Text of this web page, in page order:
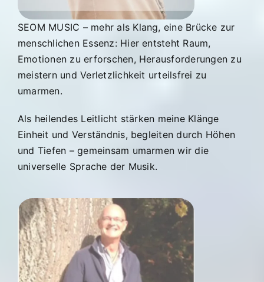
SEOM MUSIC – mehr als Klang, eine Brücke zur
menschlichen Essenz: Hier entsteht Raum,
Emotionen zu erforschen, Herausforderungen zu
meistern und Verletzlichkeit urteilsfrei zu
umarmen.
Als heilendes Leitlicht stärken meine Klänge
Einheit und Verständnis, begleiten durch Höhen
und Tiefen – gemeinsam umarmen wir die
universelle Sprache der Musik.